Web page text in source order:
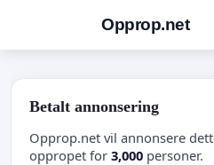
Opprop.net
Betalt annonsering
Opprop.net vil annonsere
oppropet for 3,000 personer.